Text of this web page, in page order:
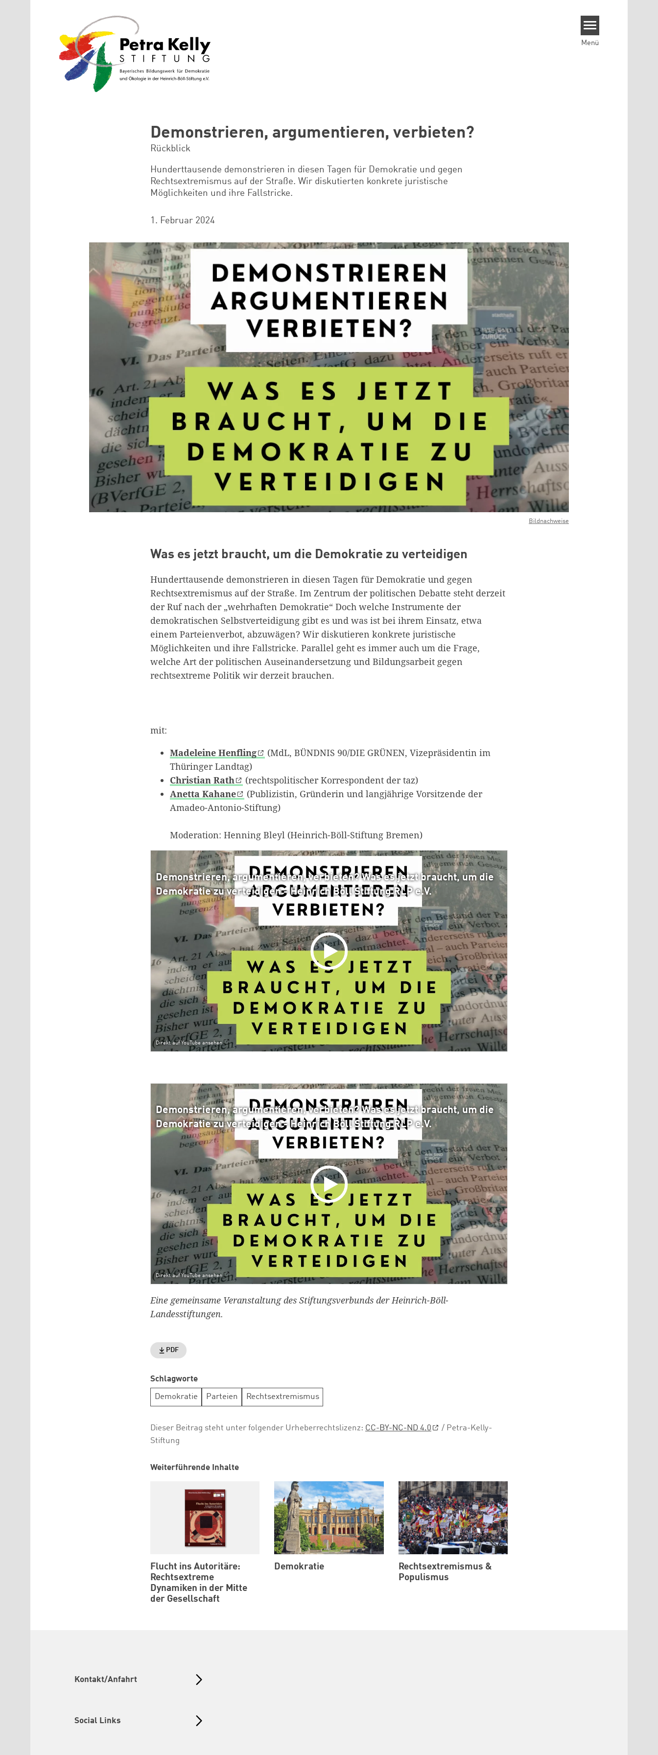
Menü
Demonstrieren, argumentieren, verbieten?
Rückblick
Hunderttausende demonstrieren in diesen Tagen für Demokratie und gegen
Rechtsextremismus auf der Straße. Wir diskutierten konkrete juristische
Möglichkeiten und ihre Fallstricke.
1. Februar 2024
Bildnachweise
Was es jetzt braucht, um die Demokratie zu verteidigen
Hunderttausende demonstrieren in diesen Tagen für Demokratie und gegen
Rechtsextremismus auf der Straße. Im Zentrum der politischen Debatte steht derzeit
der Ruf nach der „wehrhaften Demokratie“ Doch welche Instrumente der
demokratischen Selbstverteidigung gibt es und was ist bei ihrem Einsatz, etwa
einem Parteienverbot, abzuwägen? Wir diskutieren konkrete juristische
Möglichkeiten und ihre Fallstricke. Parallel geht es immer auch um die Frage,
welche Art der politischen Auseinandersetzung und Bildungsarbeit gegen
rechtsextreme Politik wir derzeit brauchen.
mit:
Madeleine Henfling
(MdL, BÜNDNIS 90/DIE GRÜNEN, Vizepräsidentin im
Thüringer Landtag)
Christian Rath
(rechtspolitischer Korrespondent der taz)
Anetta Kahane
(Publizistin, Gründerin und langjährige Vorsitzende der
Amadeo-Antonio-Stiftung)
Moderation: Henning Bleyl (Heinrich-Böll-Stiftung Bremen)
Demonstrieren, argumentieren, verbieten? Was es jetzt braucht, um die
Demokratie zu verteidigen - Heinrich Böll Stiftung RLP e.V.
Direkt auf YouTube ansehen
Demonstrieren, argumentieren, verbieten? Was es jetzt braucht, um die
Demokratie zu verteidigen - Heinrich Böll Stiftung RLP e.V.
Direkt auf YouTube ansehen
Eine gemeinsame Veranstaltung des Stiftungsverbunds der Heinrich-Böll-
Landesstiftungen.
PDF
Schlagworte
Demokratie Parteien Rechtsextremismus
Dieser Beitrag steht unter folgender Urheberrechtslizenz: CC-BY-NC-ND 4.0
/ Petra-Kelly-
Stiftung
Weiterführende Inhalte
Flucht ins Autoritäre:
Rechtsextreme
Dynamiken in der Mitte
der Gesellschaft
Demokratie
Rechtsextremismus &
Populismus
Kontakt/Anfahrt
Social Links